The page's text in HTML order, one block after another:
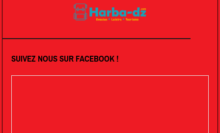
SUIVEZ NOUS SUR FACEBOOK !